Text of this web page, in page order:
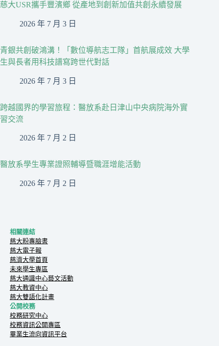
慈大USR攜手豐濱鄉 從產地到創新加值共創永續發展
2026 年 7 月 3 日
青銀共創破鴻溝！「數位導航志工隊」首航展成效 大學
生與長者用科技譜寫跨世代對話
2026 年 7 月 3 日
跨越國界的學習旅程：醫放系赴日津山中央病院海外實
習交流
2026 年 7 月 2 日
醫放系學生專業證照輔導暨職涯增能活動
2026 年 7 月 2 日
相關連結
慈大粉專臉書
慈大電子報
慈濟大學首頁
未來學生專區
慈大通識中心藝文活動
慈大教資中心
慈大雙語化計畫
公開校務
校務研究中心
校務資訊公開專區
畢業生流向資訊平台